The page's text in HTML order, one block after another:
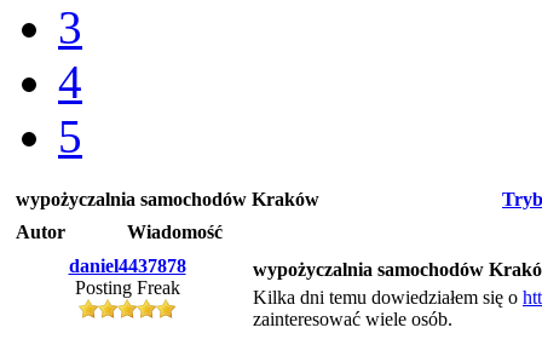
3
4
5
wypożyczalnia samochodów Kraków
Autor
Wiadomość
daniel4437878
Posting Freak
wypożyczalnia samochodów
Kilka dni temu dowiedziałem się o
zainteresować wiele osób.